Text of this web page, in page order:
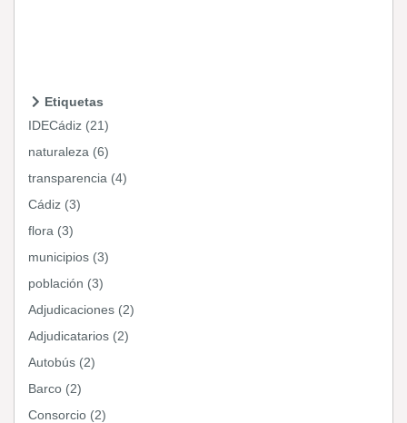
Etiquetas
IDECádiz (21)
naturaleza (6)
transparencia (4)
Cádiz (3)
flora (3)
municipios (3)
población (3)
Adjudicaciones (2)
Adjudicatarios (2)
Autobús (2)
Barco (2)
Consorcio (2)